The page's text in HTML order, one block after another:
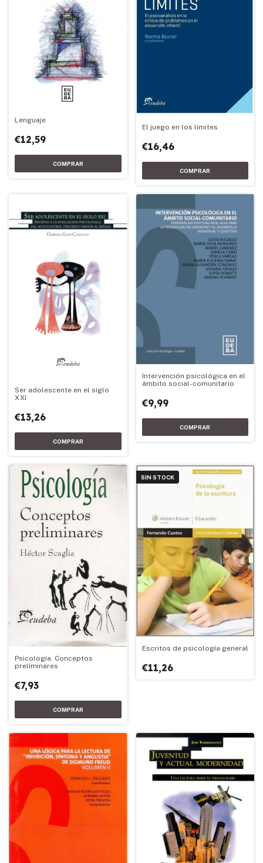
Lenguaje
€12,59
El juego en los límites
€16,46
Ser adolescente en el siglo
XXI
€13,26
Intervención psicológica en el
ámbito social-comunitario
€9,99
Psicología. Conceptos
preliminares
€7,93
SIN STOCK
Escritos de psicología general
€11,26